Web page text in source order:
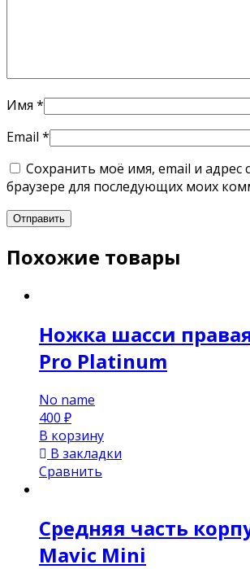
Имя *
Email *
Сохранить моё имя, email и адрес
браузере для последующих моих
Похожие товары
Ножка шасси
Pro Platinum
No name
400 ₽
В корзину
В закладки
Сравнить
Средняя часть
Mavic Mini